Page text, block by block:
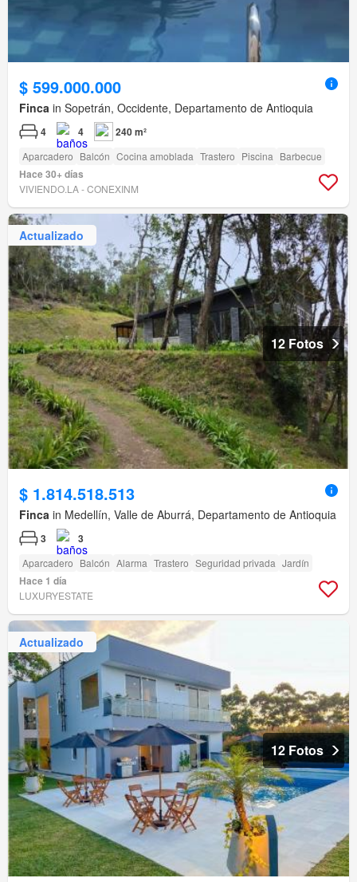
$ 599.000.000
Finca in Sopetrán, Occidente, Departamento de Antioquia
4 4 240 m²
Aparcadero Balcón Cocina amoblada Trastero Piscina Barbecue
Hace 30+ días
VIVIENDO.LA - CONEXINM
Actualizado
12 Fotos
$ 1.814.518.513
Finca in Medellín, Valle de Aburrá, Departamento de Antioquia
3 3
Aparcadero Balcón Alarma Trastero Seguridad privada Jardín
Hace 1 día
LUXURYESTATE
Actualizado
12 Fotos